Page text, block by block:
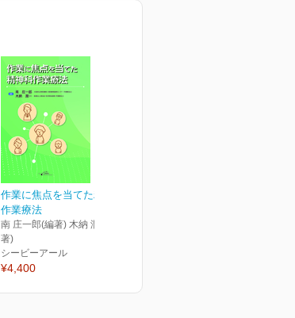
作業に焦点を当てた精神科
作業療法
南 庄一郎(編著) 木納 潤一(編
著)
シービーアール
¥4,400